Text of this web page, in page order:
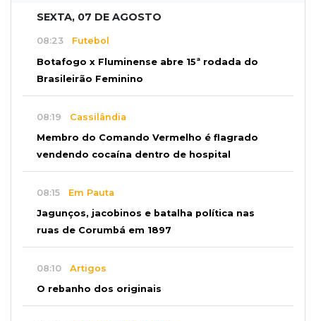
SEXTA, 07 DE AGOSTO
08:23 Futebol
Botafogo x Fluminense abre 15ª rodada do
Brasileirão Feminino
08:19 Cassilândia
Membro do Comando Vermelho é flagrado
vendendo cocaína dentro de hospital
08:15 Em Pauta
Jagunços, jacobinos e batalha política nas
ruas de Corumbá em 1897
08:10 Artigos
O rebanho dos originais